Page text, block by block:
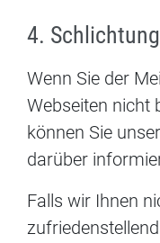
4.
Wenn Sie der
Webseiten nicht
können Sie
darüber
Falls wir Ihnen